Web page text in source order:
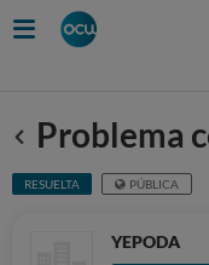
Anterior
Problema
RESUELTA PÚBLICA
YEPODA